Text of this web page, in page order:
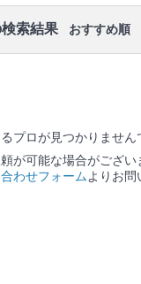
索結果 おすすめ順
プロが見つかりません
が可能な場合がござい
わせフォームよりお問